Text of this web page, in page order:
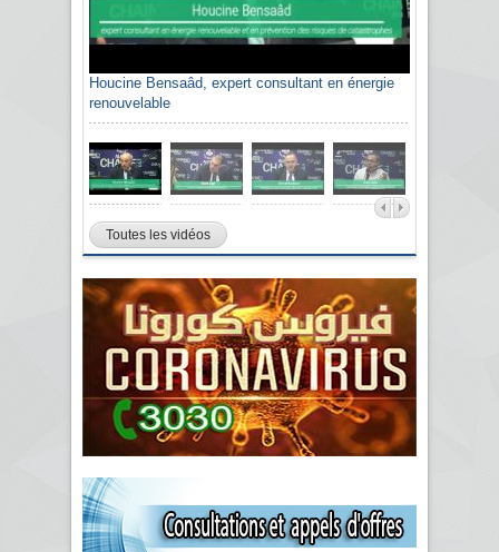
Houcine Bensaâd, expert consultant en énergie
renouvelable
Toutes les vidéos